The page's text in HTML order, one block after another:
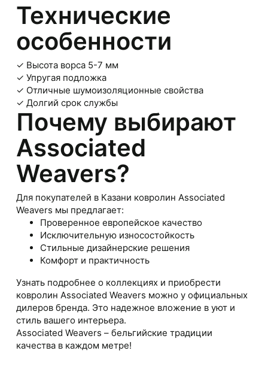
Технические
особенности
✓ Высота ворса 5-7 мм
✓ Упругая подложка
✓ Отличные шумоизоляционные свойства
✓ Долгий срок службы
Почему выбирают
Associated
Weavers?
Для покупателей в Казани ковролин Associated
Weavers мы предлагает:
Проверенное европейское качество
Исключительную износостойкость
Стильные дизайнерские решения
Комфорт и практичность
Узнать подробнее о коллекциях и приобрести
ковролин Associated Weavers можно у официальных
дилеров бренда. Это надежное вложение в уют и
стиль вашего интерьера.
Associated Weavers – бельгийские традиции
качества в каждом метре!